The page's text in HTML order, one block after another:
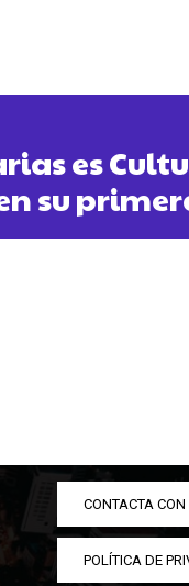
es
su
CONTACTA
POLÍTICA DE